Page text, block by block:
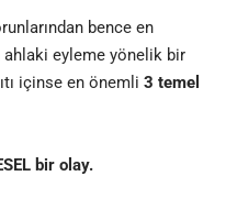
bence en
ahlaki eyleme yönelik bir
içinse en önemli 3 temel
bir olay.